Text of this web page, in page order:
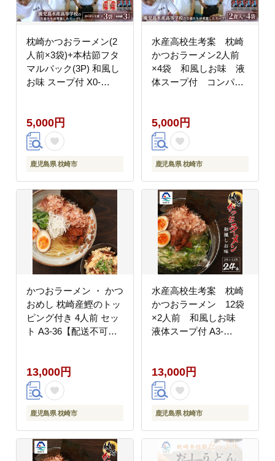
枕崎かつおラーメン(2
人前×3袋)+本枯節フタ
マルパック(3P) 和風し
お味 スープ付 X0-
5,000円
鹿児島県 枕崎市
水産高校生考案 枕崎
かつおラーメン2人前
×4袋 和風しお味 液
体スープ付 コンパク
5,000円
鹿児島県 枕崎市
かつおラーメン ・ かつ
おめし 枕崎産鰹のトッ
ピング付き 4人前 セッ
ト A3-36【配送不可地
13,000円
鹿児島県 枕崎市
水産高校生考案 枕崎
かつおラーメン 12袋
×2人前 和風しお味
液体スープ付 A3-
13,000円
鹿児島県 枕崎市